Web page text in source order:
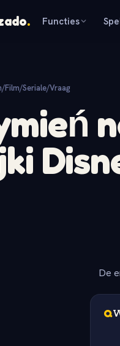
. Functies
/Film/Seriale/Vraag
De
Q